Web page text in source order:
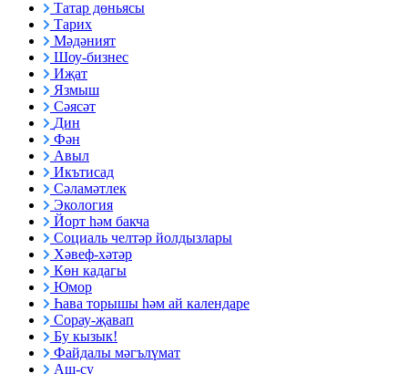
Татар дөньясы
Тарих
Мәдәният
Шоу-бизнес
Иҗат
Язмыш
Сәясәт
Дин
Фән
Авыл
Икътисад
Сәламәтлек
Экология
Йорт һәм бакча
Социаль челтәр йолдызлары
Хәвеф-хәтәр
Көн кадагы
Юмор
Һава торышы һәм ай календаре
Сорау-җавап
Бу кызык!
Файдалы мәгълүмат
Аш-су